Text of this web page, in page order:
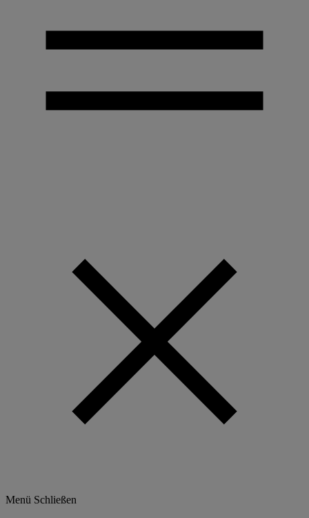
Menü Schließen